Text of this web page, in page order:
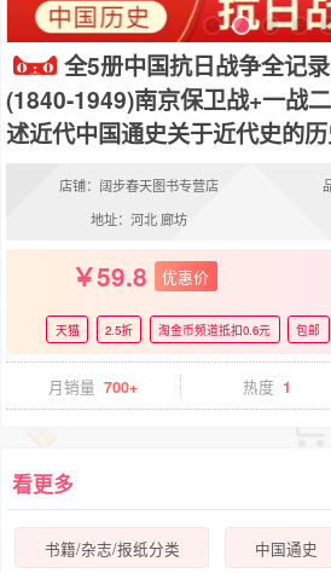
全5册中国抗日战争全记
(1840-1949)南京保卫战+一战
述近代中国通史关于近代史的
店铺：阔步春天图书专营店
地址：河北 廊坊
59.8 优惠价
天猫 2.5折 淘金币频道抵扣0.6元 包邮
月销量 700+ 热度 1
看更多
书籍/杂志/报纸分类 中国通史